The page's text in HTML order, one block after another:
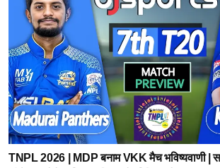
TNPL 2026 | MDP बनाम VKK मैच भविष्यवाणी |